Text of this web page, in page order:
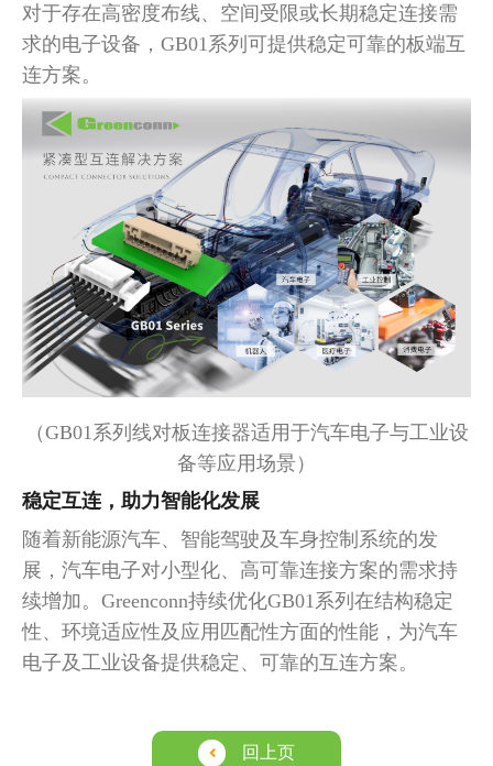
对于存在高密度布线、空间受限或长期稳定连接需
求的电子设备， GB01系列可提供稳定可靠的板端互
连方案。
（GB01系列线对板连接器适用于汽车电子与工业设
备等应用场景）
稳定互连，助力智能化发展
随着新能源汽车、智能驾驶及车身控制系统的发
展，汽车电子对小型化、高可靠连接方案的需求持
续增加。 Greenconn持续优化GB01系列在结构稳定
性、环境适应性及应用匹配性方面的性能，为汽车
电子及工业设备提供稳定、可靠的互连方案。
回上页